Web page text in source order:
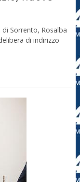
Sorrento, Rosalba
di indirizzo